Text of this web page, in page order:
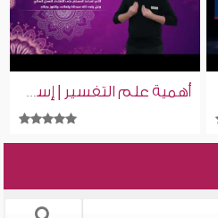
أهمية علم التفسير | إسلام ويب | بلغة الإشارة